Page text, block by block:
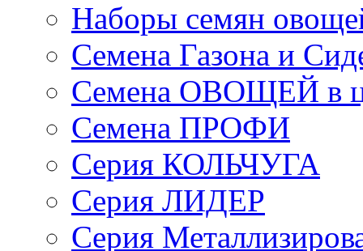
Наборы семян
Семена Газона и
Семена ОВОЩЕЙ в
Семена ПРОФИ
Серия КОЛЬЧУГА
Серия ЛИДЕР
Серия